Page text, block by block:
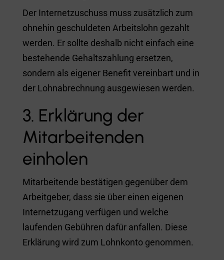
Der Internetzuschuss muss zusätzlich zum
ohnehin geschuldeten Arbeitslohn gezahlt
werden. Er sollte deshalb nicht einfach eine
bestehende Gehaltszahlung ersetzen,
sondern als eigener Benefit vereinbart und in
der Lohnabrechnung ausgewiesen werden.
3. Erklärung der
Mitarbeitenden
einholen
Mitarbeitende bestätigen gegenüber dem
Arbeitgeber, dass sie über einen eigenen
Internetzugang verfügen und welche
laufenden Gebühren dafür anfallen. Diese
Erklärung wird zum Lohnkonto genommen.